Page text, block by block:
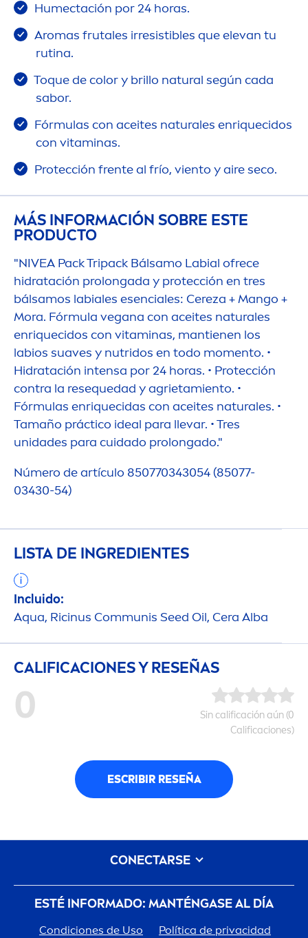
Humectación por 24 horas.
Aromas frutales irresistibles que elevan tu
rutina.
Toque decolory brillo natural según cada
sabor.
Fórmulas con aceites naturales enriquecidos
con vitaminas.
Protección frente al frío, viento y aire seco.
MÁS INFORMACIÓN SOBRE ESTE
PRODUCTO
"NIVEA Pack Tripack Bálsamo Labial ofrece
hidratación prolongada y protección en tres
bálsamos labiales esenciales: Cereza + Mango +
Mora. Fórmula vegana con aceites naturales
enriquecidos con vitaminas, mantienen los
labios suaves y nutridos en todo momento. •
Hidratación intensa por 24 horas. • Protección
contra la resequedad y agrietamiento. •
Fórmulas enriquecidas con aceites naturales. •
Tamaño práctico ideal para llevar. • Tres
unidades para cuidado prolongado."
Número de artículo 850770343054 (85077-
03430-54)
LISTA DE INGREDIENTES
Incluido:
Aqua, Ricinus Communis Seed Oil, Cera Alba
CALIFICACIONES Y RESEÑAS
0
Sin calificación aún (0
Calificaciones)
ESCRIBIR RESEÑA
ESTÉ INFORMADO: MANTÉNGASE AL DÍA
Condiciones de Uso Política de privacidad
CONECTARSE